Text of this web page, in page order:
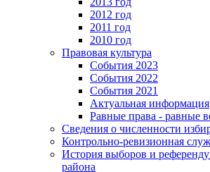
2012 год
2011 год
2010 год
Правовая культура
События 2023
События 2022
События 2021
Актуальная информация
Равные права - равные
Сведения о численности
Контрольно-ревизионная
История выборов и
района